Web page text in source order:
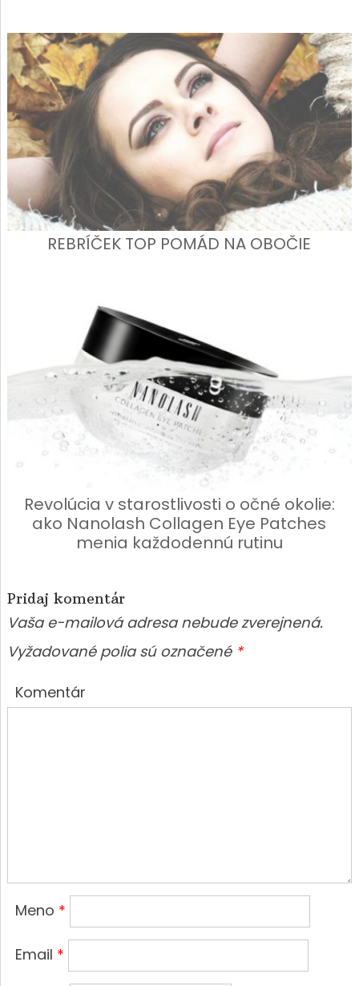
REBRÍČEK TOP POMÁD NA OBOČIE
Revolúcia v starostlivosti o očné okolie:
ako Nanolash Collagen Eye Patches
menia každodennú rutinu
Pridaj komentár
Vaša e-mailová adresa nebude zverejnená.
Vyžadované polia sú označené *
Komentár
Meno *
Email *